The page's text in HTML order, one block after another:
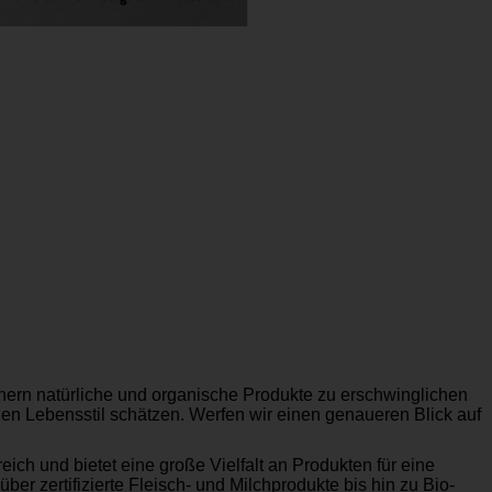
natürliche und organische Produkte zu erschwinglichen
Lebensstil schätzen. Werfen wir einen genaueren Blick auf
und bietet eine große Vielfalt an Produkten für eine
zertifizierte Fleisch- und Milchprodukte bis hin zu Bio-